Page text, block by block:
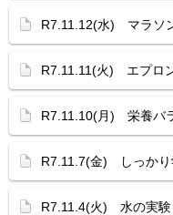
R7.11.12(水) マラソ
R7.11.11(火) エプロ
R7.11.10(月) 栄養バ
R7.11.7(金) しっかり
R7.11.4(火) 水の実験